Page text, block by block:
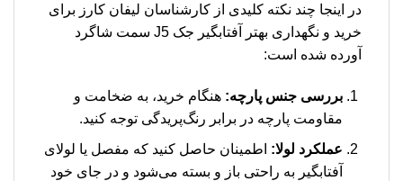
در اینجا چند نکته کلیدی از کارشناسان لیفان کارز برای
خرید و نگهداری بهتر آفتابگیر جک J5 سمت شاگرد
آورده شده است:
بررسی جنس پارچه: هنگام خرید، به ضخامت و
مقاومت پارچه در برابر رنگ‌پریدگی توجه کنید.
عملکرد لولا: اطمینان حاصل کنید که مفصل یا لولای
آفتابگیر به راحتی باز و بسته می‌شود و در جای خود